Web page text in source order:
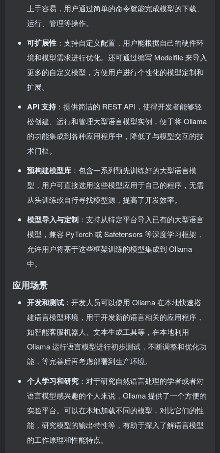
上手容易，用户通过简单的命令就能完成模型的下载、
运行、管理等操作。
可扩展性 ：支持自定义配置，用户能根据自己的硬件环
境和模型需求进行优化。还可通过编写 Modelfile 来导入
更多的自定义模型，方便用户进行个性化的模型定制和
扩展。
API 支持：提供简洁的 REST API，使得开发者能够轻
松创建、运行和管理大型语言模型实例，便于将 Ollama
的功能集成到各种应用程序中，降低了与模型交互的技
术门槛。
预构建模型库 ：包含一系列预先训练好的大型语言模
型，用户可直接选用这些模型应用于自己的程序，无需
从头训练或自行寻找模型源，提高了开发效率。
模型导入与定制 ：支持从特定平台导入已有的大型语言
模型，兼容 PyTorch 或 Safetensors 等深度学习框架，
允许用户将基于这些框架训练的模型集成到 Ollama
中。
应用场景
开发和测试 ：开发人员可以使用 Ollama 在本地快速搭
建语言模型环境，用于开发新的语言相关的应用程序，
如智能客服机器人、文本生成工具等，在本地利用
Ollama 运行语言模型进行初步测试，不断调整和优化功
能，等完善后再考虑部署到生产环境。
个人学习和研究 ：对于研究自然语言处理的学者或者对
语言模型感兴趣的个人来说，Ollama 提供了一个方便的
实验平台。可以在本地加载不同的模型，对比它们的性
能，研究模型的输出特性等，有助于深入了解语言模型
的工作原理和性能特点。